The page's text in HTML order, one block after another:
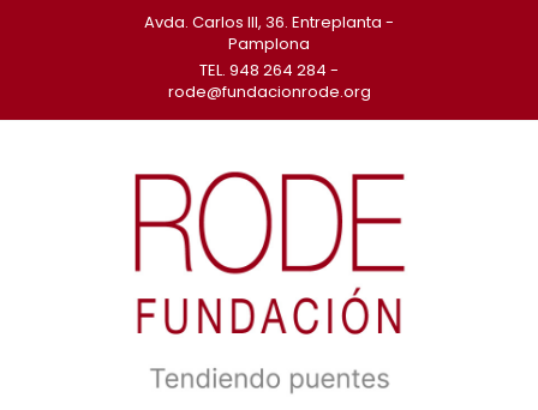
Avda. Carlos III, 36. Entreplanta -
Pamplona
TEL. 948 264 284 -
rode@fundacionrode.org